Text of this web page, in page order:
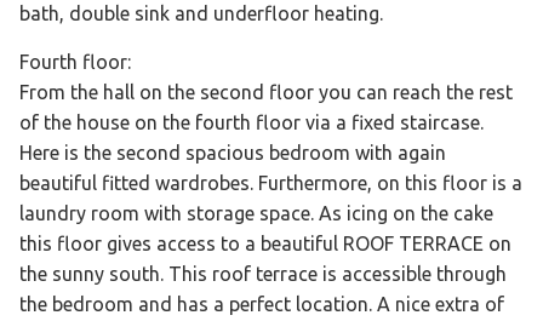
bath, double sink and underfloor heating.
Fourth floor:
From the hall on the second floor you can reach the rest
of the house on the fourth floor via a fixed staircase.
Here is the second spacious bedroom with again
beautiful fitted wardrobes. Furthermore, on this floor is a
laundry room with storage space. As icing on the cake
this floor gives access to a beautiful ROOF TERRACE on
the sunny south. This roof terrace is accessible through
the bedroom and has a perfect location. A nice extra of